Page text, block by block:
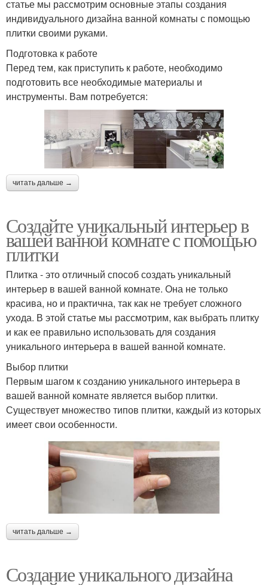
статье мы рассмотрим основные этапы создания
индивидуального дизайна ванной комнаты с помощью
плитки своими руками.
Подготовка к работе
Перед тем, как приступить к работе, необходимо
подготовить все необходимые материалы и
инструменты. Вам потребуется:
читать дальше →
Создайте уникальный интерьер в
вашей ванной комнате с помощью
плитки
Плитка - это отличный способ создать уникальный
интерьер в вашей ванной комнате. Она не только
красива, но и практична, так как не требует сложного
ухода. В этой статье мы рассмотрим, как выбрать плитку
и как ее правильно использовать для создания
уникального интерьера в вашей ванной комнате.
Выбор плитки
Первым шагом к созданию уникального интерьера в
вашей ванной комнате является выбор плитки.
Существует множество типов плитки, каждый из которых
имеет свои особенности.
читать дальше →
Создание уникального дизайна